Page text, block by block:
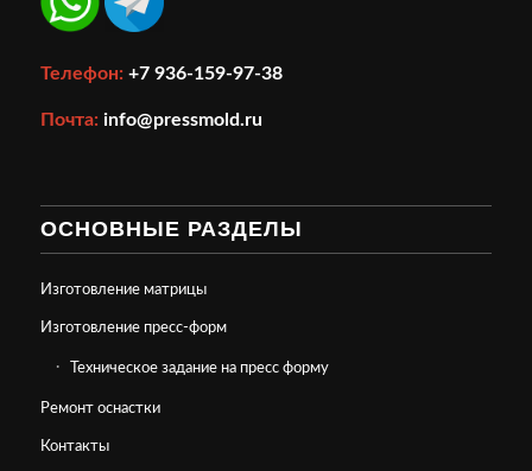
Телефон: +7 936-159-97-38
Почта: info@pressmold.ru
ОСНОВНЫЕ РАЗДЕЛЫ
Изготовление матрицы
Изготовление пресс-форм
Техническое задание на пресс форму
Ремонт оснастки
Контакты